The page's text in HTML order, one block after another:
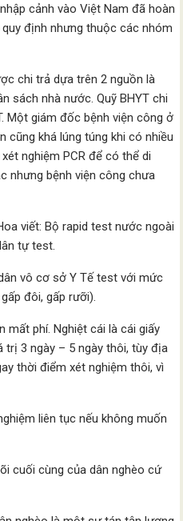
cảnh vào Việt Nam đã hoàn
định nhưng thuộc các nhóm
chi trả dựa trên 2 nguồn là
sách nhà nước. Quỹ BHYT chi
Một giám đốc bệnh viện công ở
cũng khá lúng túng khi có nhiều
nghiệm PCR để có thể di
nhưng bệnh viện công chưa
viết: Bộ rapid test nước ngoài
tự test.
vô cơ sở Y Tế test với mức
đôi, gấp rưỡi).
mất phí. Nghiệt cái là cái giấy
trị 3 ngày – 5 ngày thôi, tùy địa
thời điểm xét nghiệm thôi, vì
liên tục nếu không muốn
cuối cùng của dân nghèo cứ